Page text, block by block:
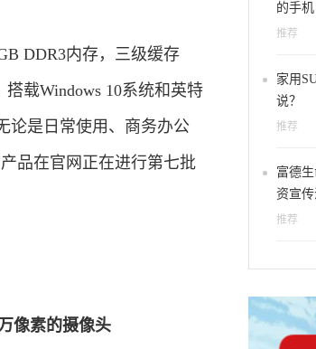
DDR3内存，三级缓存
载Windows 10系统和英特
论是日常使用、商务办公
品在官网正在进行第七批
像素的摄像头
的手机
推荐
家用
说？
推荐
富德
资宣
推荐